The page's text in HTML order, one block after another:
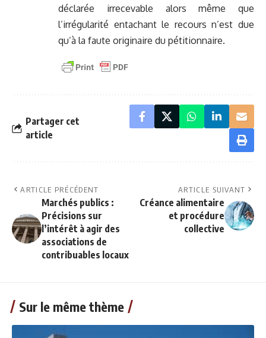
déclarée irrecevable alors même que
l’irrégularité entachant le recours n’est due
qu’à la faute originaire du pétitionnaire.
Partager cet
article
ARTICLE PRÉCÉDENT
Marchés publics :
Précisions sur
l’intérêt à agir des
associations de
contribuables locaux
ARTICLE SUIVANT
Créance alimentaire
et procédure
collective
Sur le même thème